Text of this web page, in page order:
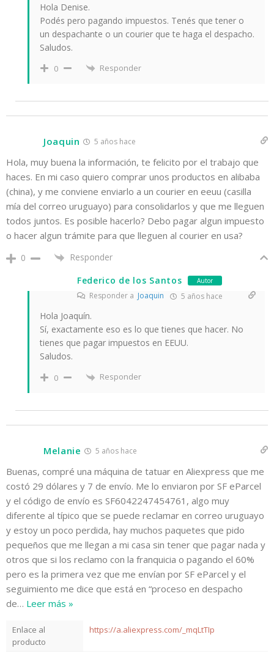
Hola Denise.
Podés pero pagando impuestos. Tenés que tener o
un despachante o un courier que te haga el despacho.
Saludos.
0 Responder
Joaquin 5 años hace
Hola, muy buena la información, te felicito por el trabajo que
haces. En mi caso quiero comprar unos productos en alibaba
(china), y me conviene enviarlo a un courier en eeuu (casilla
mía del correo uruguayo) para consolidarlos y que me lleguen
todos juntos. Es posible hacerlo? Debo pagar algun impuesto
o hacer algun trámite para que lleguen al courier en usa?
0 Responder
Federico de los Santos Autor
Responder a Joaquin 5 años hace
Hola Joaquín.
Sí, exactamente eso es lo que tienes que hacer. No
tienes que pagar impuestos en EEUU.
Saludos.
0 Responder
Melanie 5 años hace
Buenas, compré una máquina de tatuar en Aliexpress que me
costó 29 dólares y 7 de envío. Me lo enviaron por SF eParcel
y el código de envío es SF6042247454761, algo muy
diferente al típico que se puede reclamar en correo uruguayo
y estoy un poco perdida, hay muchos paquetes que pido
pequeños que me llegan a mi casa sin tener que pagar nada y
otros que si los reclamo con la franquicia o pagando el 60%
pero es la primera vez que me envían por SF eParcel y el
seguimiento me dice que está en “proceso en despacho
de… Leer más »
Enlace al
producto
https://a.aliexpress.com/_mqLtTIp